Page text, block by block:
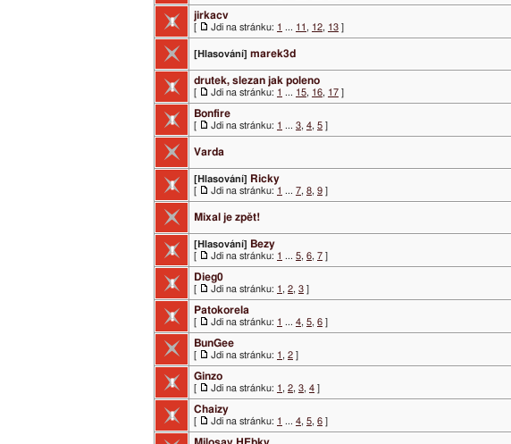
jirkacv
[ Jdi na stránku: 1 ... 11 , 12, 13 ]
[Hlasování] marek3d
drutek, slezan jak poleno
[ Jdi na stránku: 1 ... 15, 16, 17 ]
Bonfire
[ Jdi na stránku: 1 ... 3, 4, 5 ]
Varda
[Hlasování] Ricky
[ Jdi na stránku: 1 ... 7, 8, 9 ]
Mixal je zpět!
[Hlasování] Bezy
[ Jdi na stránku: 1 ... 5, 6, 7 ]
Dieg0
[ Jdi na stránku: 1 , 2, 3 ]
Patokorela
[ Jdi na stránku: 1 ... 4, 5, 6 ]
BunGee
[ Jdi na stránku: 1 , 2 ]
Ginzo
[ Jdi na stránku: 1 , 2, 3, 4 ]
Chaizy
[ Jdi na stránku: 1 ... 4, 5, 6 ]